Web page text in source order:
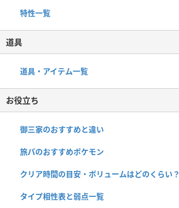
特性一覧
道具
道具・アイテム一覧
お役立ち
御三家のおすすめと違い
旅パのおすすめポケモン
クリア時間の目安・ボリュームはどのくらい？
タイプ相性表と弱点一覧